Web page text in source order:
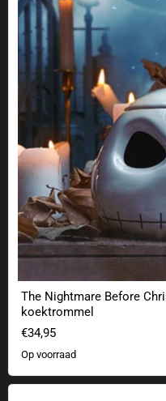
The Nightmare Before
koektrommel
€34,95
Op voorraad